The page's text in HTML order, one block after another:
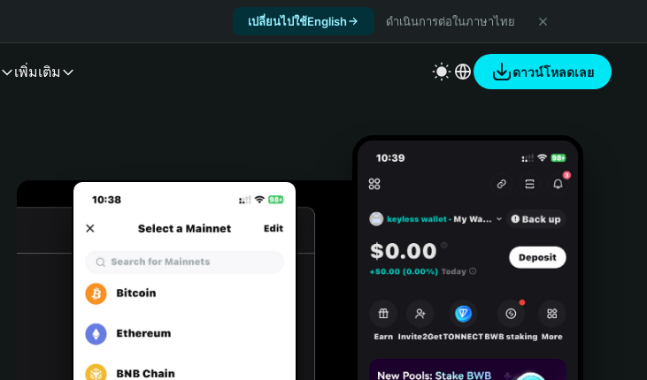
เปลี่ยนไปใช้English ดำเนินการต่อในภาษาไทย
เพิ่มเติม ดาวน์โหลดเลย